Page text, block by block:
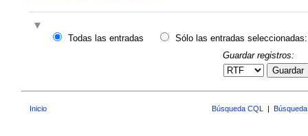
Todas las entradas
Sólo las entradas seleccionadas:
Guardar registros:
Guardar
Inicio Búsqueda CQL